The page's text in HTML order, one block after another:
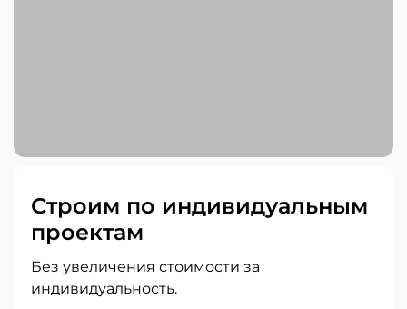
Строим по индивидуальным
проектам
Без увеличения стоимости за
индивидуальность.